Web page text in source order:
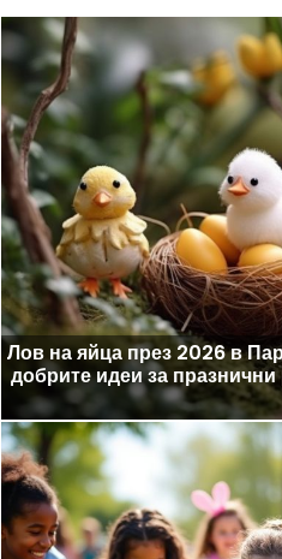
Лов на яйца през 2026 в
добрите идеи за